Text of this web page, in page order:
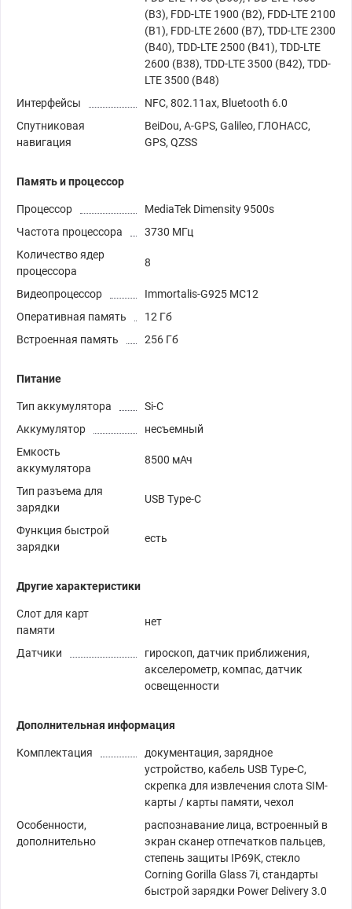
(B3), FDD-LTE 1900 (B2), FDD-LTE 2100
(B1), FDD-LTE 2600 (B7), TDD-LTE 2300
(B40), TDD-LTE 2500 (B41), TDD-LTE
2600 (B38), TDD-LTE 3500 (B42), TDD-
LTE 3500 (B48)
Интерфейсы
NFC, 802.11ax, Bluetooth 6.0
Спутниковая
навигация
BeiDou, A-GPS, Galileo, ГЛОНАСС,
GPS, QZSS
Память и процессор
Процессор
MediaTek Dimensity 9500s
Частота процессора
3730 МГц
Количество ядер
процессора
8
Видеопроцессор
Immortalis-G925 MC12
Оперативная память
12 Гб
Встроенная память
256 Гб
Питание
Тип аккумулятора
Si-C
Аккумулятор
несъемный
Емкость
аккумулятора
8500 мАч
Тип разъема для
зарядки
USB Type-C
Функция быстрой
зарядки
есть
Другие характеристики
Слот для карт
памяти
нет
Датчики
гироскоп, датчик приближения,
акселерометр, компас, датчик
освещенности
Дополнительная информация
Комплектация
документация, зарядное
устройство, кабель USB Type-C,
скрепка для извлечения слота SIM-
карты / карты памяти, чехол
Особенности,
дополнительно
распознавание лица, встроенный в
экран сканер отпечатков пальцев,
степень защиты IP69K, стекло
Corning Gorilla Glass 7i, стандарты
быстрой зарядки Power Delivery 3.0